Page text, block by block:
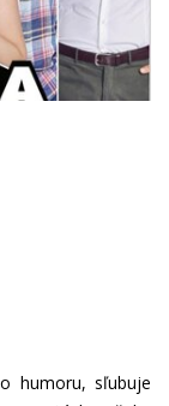
humoru, sľubuje